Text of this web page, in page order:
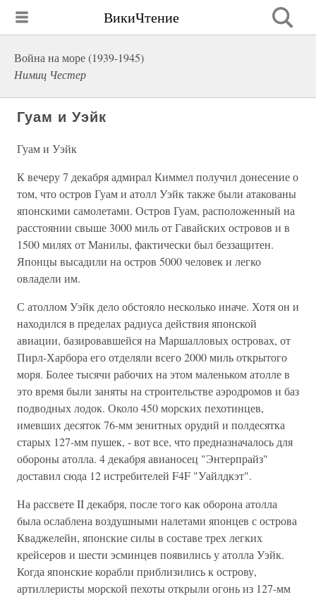
ВикиЧтение
Война на море (1939-1945)
Нимиц Честер
Гуам и Уэйк
Гуам и Уэйк
К вечеру 7 декабря адмирал Киммел получил донесение о
том, что остров Гуам и атолл Уэйк также были атакованы
японскими самолетами. Остров Гуам, расположенный на
расстоянии свыше 3000 миль от Гавайских островов и в
1500 милях от Манилы, фактически был беззащитен.
Японцы высадили на остров 5000 человек и легко
овладели им.
С атоллом Уэйк дело обстояло несколько иначе. Хотя он и
находился в пределах радиуса действия японской
авиации, базировавшейся на Маршалловых островах, от
Пирл-Харбора его отделяли всего 2000 миль открытого
моря. Более тысячи рабочих на этом маленьком атолле в
это время были заняты на строительстве аэродромов и баз
подводных лодок. Около 450 морских пехотинцев,
имевших десяток 76-мм зенитных орудий и полдесятка
старых 127-мм пушек, - вот все, что предназначалось для
обороны атолла. 4 декабря авианосец "Энтерпрайз"
доставил сюда 12 истребителей F4F "Уайлдкэт".
На рассвете II декабря, после того как оборона атолла
была ослаблена воздушными налетами японцев с острова
Кваджелейн, японские силы в составе трех легких
крейсеров и шести эсминцев появились у атолла Уэйк.
Когда японские корабли приблизились к острову,
артиллеристы морской пехоты открыли огонь из 127-мм